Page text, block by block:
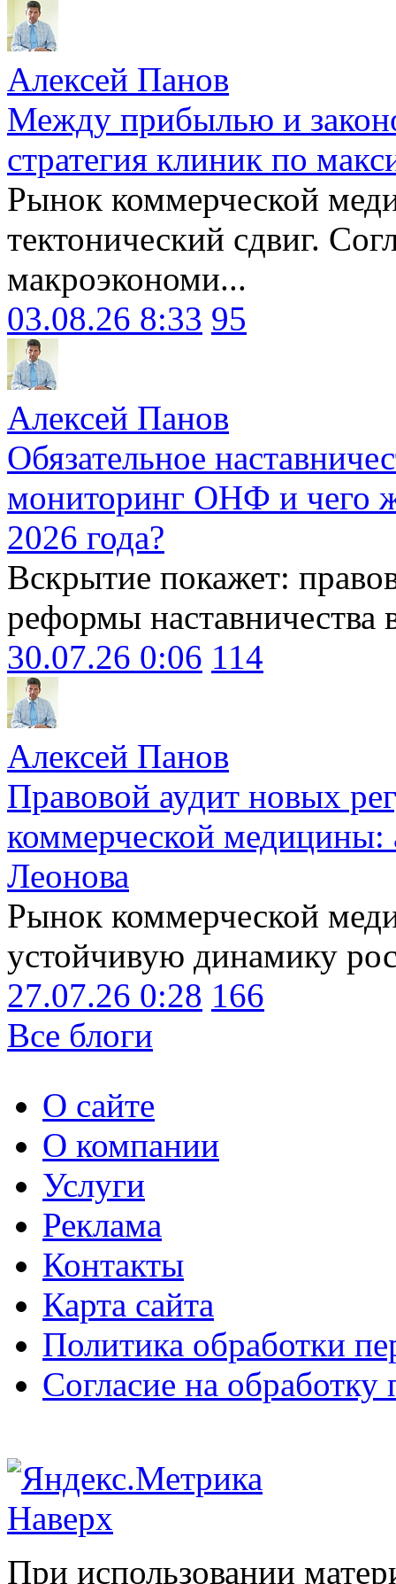
Алексей Панов
Между прибылью и
стратегия клиник по
Рынок коммерческой
тектонический сдвиг.
макроэкономи...
03.08.26 8:33 95
Алексей Панов
Обязательное
мониторинг ОНФ и чего
2026 года?
Вскрытие покажет:
реформы наставничества
30.07.26 0:06 114
Алексей Панов
Правовой аудит новых
коммерческой медицины:
Леонова
Рынок коммерческой
устойчивую динамику
27.07.26 0:28 166
Все блоги
О сайте
О компании
Услуги
Реклама
Контакты
Карта сайта
Политика обработки
Согласие на
Наверх
При использовании